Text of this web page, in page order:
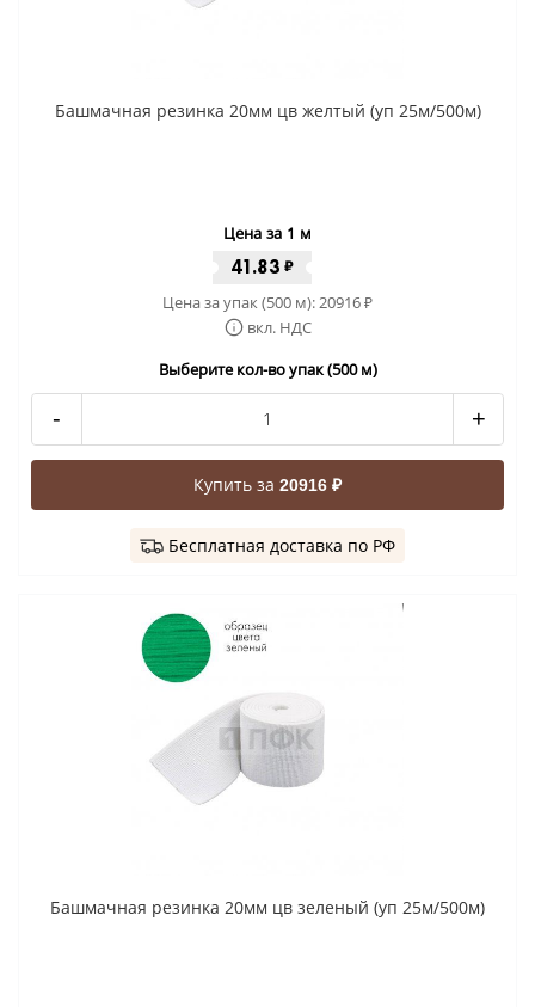
Башмачная резинка 20мм цв желтый (уп 25м/500м)
Цена за 1 м
41.83 ₽
Цена за упак (500 м): 20916₽
вкл. НДС
Выберите кол-во упак (500 м)
- +
Купить за 20916 ₽
Бесплатная доставка по РФ
Башмачная резинка 20мм цв зеленый (уп 25м/500м)